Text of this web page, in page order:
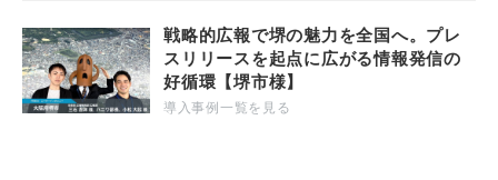
戦略的広報で堺の魅力を全国へ。プレ
スリリースを起点に広がる情報発信の
好循環【堺市様】
導入事例一覧を見る